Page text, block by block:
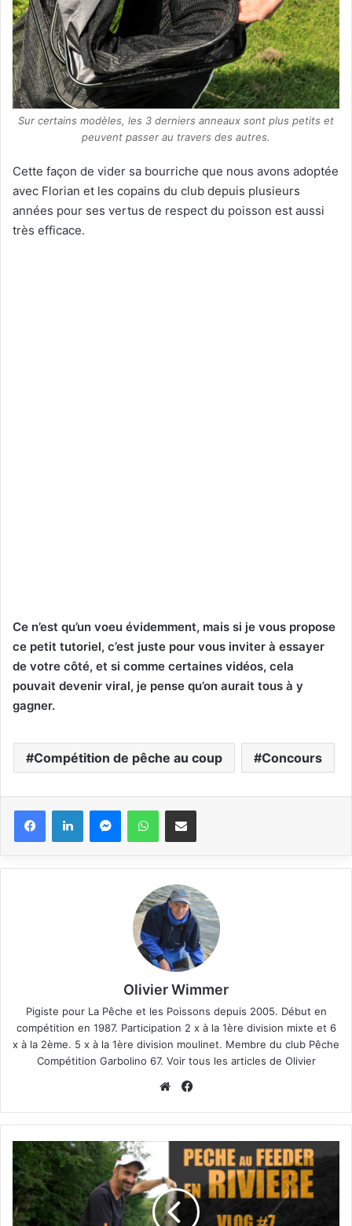
Sur certains modèles, les 3 derniers anneaux sont plus petits et
peuvent passer au travers des autres.
Cette façon de vider sa bourriche que nous avons adoptée
avec Florian et les copains du club depuis plusieurs
années pour ses vertus de respect du poisson est aussi
très efficace.
Ce n’est qu’un voeu évidemment, mais si je vous propose
ce petit tutoriel, c’est juste pour vous inviter à essayer
de votre côté, et si comme certaines vidéos, cela
pouvait devenir viral, je pense qu’on aurait tous à y
gagner.
Compétition de pêche au coup Concours
Olivier Wimmer
Pigiste pour La Pêche et les Poissons depuis 2005. Début en
compétition en 1987. Participation 2 x à la 1ère division mixte et 6
x à la 2ème. 5 x à la 1ère division moulinet. Membre du club Pêche
Compétition Garbolino 67. Voir tous les articles de Olivier
We
te
bo
ok
P
ê
c
h
e